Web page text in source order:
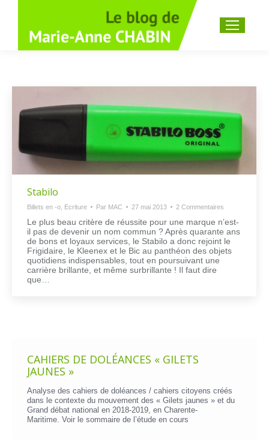
Recherche
Stabilo
Billets en -o Ecriture Par MAC 27 mai 2013 2 Commentaires
Le plus beau critère de réussite pour une marque n’est-
il pas de devenir un nom commun ? Après quarante ans
de bons et loyaux services, le Stabilo a donc rejoint le
Frigidaire, le Kleenex et le Bic au panthéon des objets
quotidiens indispensables, tout en poursuivant une
carrière brillante, et même surbrillante ! Il faut dire
que…
CAHIERS DE DOLÉANCES « GILETS
JAUNES »
Analyse des cahiers de doléances / cahiers citoyens créés
dans le contexte du mouvement des « Gilets jaunes » et du
Grand débat national en 2018-2019, en Charente-
Maritime. Voir le sommaire de l’étude en cours